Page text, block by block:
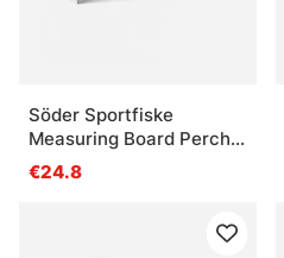
Söder Sportfiske
Measuring Board Perch
60cm
€24.8